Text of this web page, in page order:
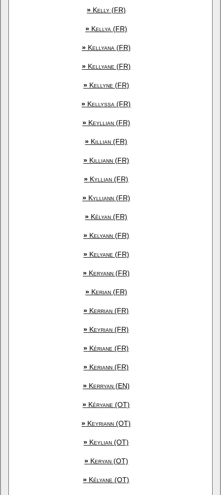
»Kelly (FR)
»Kellya (FR)
»Kellyana (FR)
»Kellyane (FR)
»Kellyne (FR)
» Kellyssa (FR)
»Keyllian (FR)
» Killian (FR)
»Killiann (FR)
» Kyllian (FR)
»Kylliann (FR)
» Kélyan (FR)
»Kelyann (FR)
»Kelyane (FR)
»Keryann (FR)
»Kerian (FR)
» Kerrian (FR)
» Keyrian (FR)
» Kériane (FR)
» Keriann (FR)
»Kerryan (EN)
» Kéryane (OT)
» Keyriann (OT)
» Keylian (OT)
»Keryan (OT)
» Kélyane (OT)